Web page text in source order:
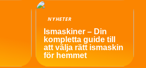
NYHETER
Ismaskiner – Din
kompletta guide till
att välja rätt ismaskin
för hemmet